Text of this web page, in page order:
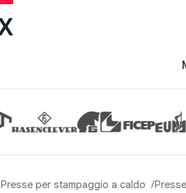
Presse per stampaggio a caldo